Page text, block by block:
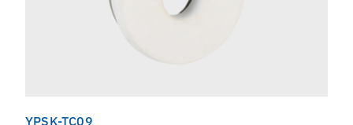
YPSK-TC09